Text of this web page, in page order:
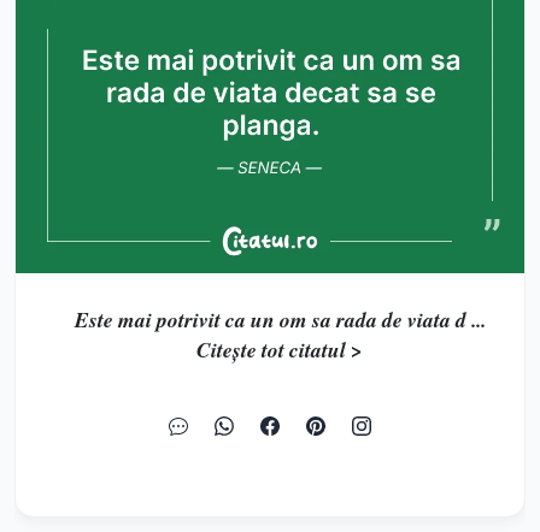
Este mai potrivit ca un om sa rada de viata d ...
Citește tot citatul >